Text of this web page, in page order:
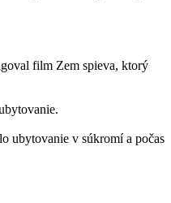
film Zem spieva, ktorý
ubytovanie v súkromí a počas